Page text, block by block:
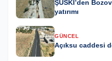
ŞUSKİ’den
yatırımı
GÜNCEL
Açıksu caddesi